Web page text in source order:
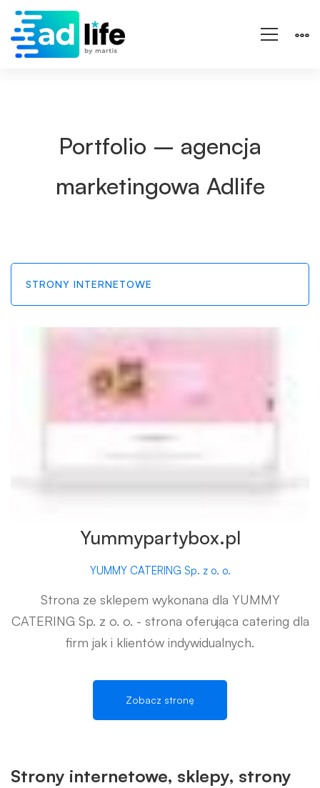
Portfolio – agencja
marketingowa Adlife
STRONY INTERNETOWE
Yummypartybox.pl
YUMMY CATERING Sp. z o. o.
Strona ze sklepem wykonana dla YUMMY
CATERING Sp. z o. o. - strona oferująca catering dla
firm jak i klientów indywidualnych.
Zobacz stronę
Strony internetowe, sklepy, strony